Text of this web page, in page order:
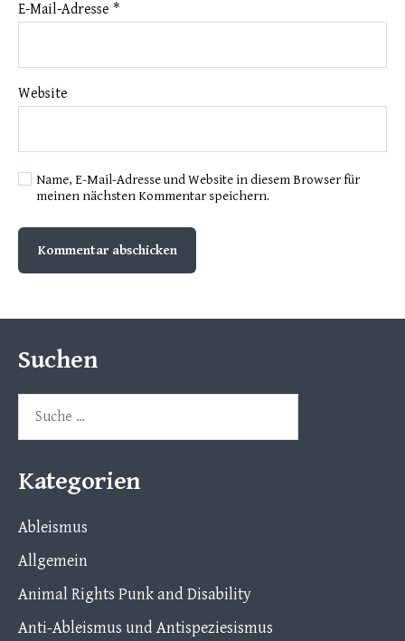
E-Mail-Adresse *
Website
Name, E-Mail-Adresse und Website in diesem Browser für
meinen nächsten Kommentar speichern.
Suchen
nach:
Kategorien
Ableismus
Allgemein
Animal Rights Punk and Disability
Anti-Ableismus und Antispeziesismus